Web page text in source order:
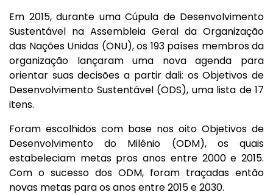
Em 2015, durante uma Cúpula de Desenvolvimento
Sustentável na Assembleia Geral da Organização
das Nações Unidas (ONU), os 193 países membros da
organização lançaram uma nova agenda para
orientar suas decisões a partir dali: os Objetivos de
Desenvolvimento Sustentável (ODS), uma lista de 17
itens.
Foram escolhidos com base nos oito Objetivos de
Desenvolvimento do Milênio (ODM), os quais
estabeleciam metas pros anos entre 2000 e 2015.
Com o sucesso dos ODM, foram traçadas então
novas metas para os anos entre 2015 e 2030.